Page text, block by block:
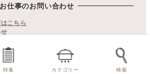
お仕事のお問い合わせ
こちら
はん. All Rights Reserved.
画像等の無断転載及び複製などの行為はご
特集 カテゴリー 検索